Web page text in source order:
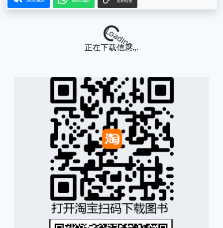
Loading...
正在下载信息...